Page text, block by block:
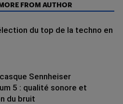
FROM AUTHOR
du top de la techno en
Sennheiser
5 : qualité sonore et
du bruit